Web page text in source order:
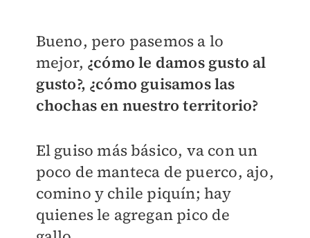
Bueno, pero pasemos a lo
mejor, ¿cómo le damos gusto al
gusto?, ¿cómo guisamos las
chochas en nuestro territorio?
El guiso más básico, va con un
poco de manteca de puerco, ajo,
comino y chile piquín; hay
quienes le agregan pico de